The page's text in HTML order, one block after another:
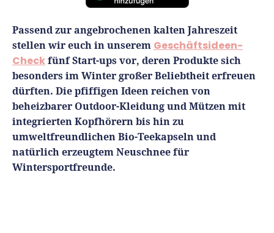
Finanzplan erstellen
Top 15 Franchise
Die besten Gründerkredite
Gründerwettbewerbe finden
Unternehmen anmelden
Schutzrechte anmelden
Kleingewerbe anmelden
Unsere Gründungspakete
Kunden gewinnen
Website erstellen
Rechnung schreiben
Buchhaltung erledigen
Online-Kredit anfragen
Kassensystem
Versicherungen
Fördermittel
Gründungszuschuss
Kredit für Existenzgründer
Business Angels
Zuschüsse
Kontokorrenkredit
Tools
Businessplan-Software
Business Model Canvas
Gründertest
Gründungsassistent
Angebote
Unsere Gründungspakete
Geförderte Beratung
Passend zur angebrochenen kalten Jahreszeit
stellen wir euch in unserem Geschäftsideen-
Checkfünf Start-ups vor, deren Produkte sich
besonders im Winter großer Beliebtheit erfreuen
dürften. Die pfiffigen Ideen reichen von
beheizbarer Outdoor-Kleidung und Mützen mit
integrierten Kopfhörern bis hin zu
umweltfreundlichen Bio-Teekapseln und
natürlich erzeugtem Neuschnee für
Wintersportfreunde.